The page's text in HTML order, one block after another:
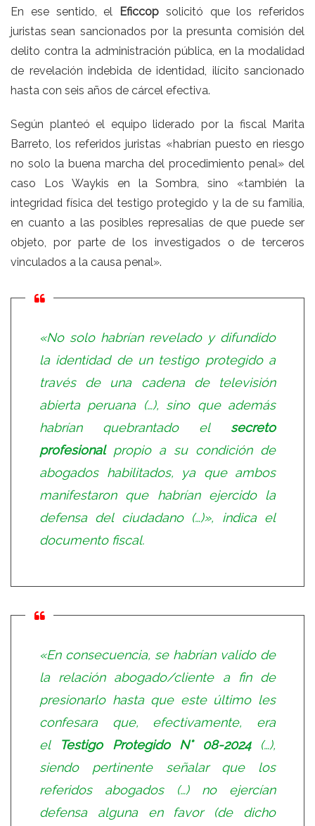
En ese sentido, el Eficcop solicitó que los referidos
juristas sean sancionados por la presunta comisión del
delito contra la administración pública, en la modalidad
de revelación indebida de identidad, ilícito sancionado
hasta con seis años de cárcel efectiva.
Según planteó el equipo liderado por la fiscal Marita
Barreto, los referidos juristas «habrían puesto en riesgo
no solo la buena marcha del procedimiento penal» del
caso Los Waykis en la Sombra,sino «también la
integridad física del testigo protegido y la de su familia,
en cuanto a las posibles represalias de que puede ser
objeto, por parte de los investigados o de terceros
vinculados a la causa penal».
«No solo habrían revelado y difundido
la identidad de un testigo protegido a
través de una cadena de televisión
abierta peruana (…), sino que además
habrían quebrantado elsecreto
profesional propio a su condición de
abogados habilitados, ya que ambos
manifestaron que habrían ejercido la
defensa del ciudadano (…)», indica el
documento fiscal.
«En consecuencia, se habrían valido de
la relación abogado/cliente a fin de
presionarlo hasta que este último les
confesara que, efectivamente, era
elTestigo Protegido N° 08-2024(…),
siendo pertinente señalar que los
referidos abogados (…) no ejercían
defensa alguna en favor (de dicho